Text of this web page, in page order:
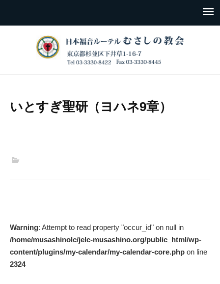
いとすぎ聖研（ヨハネ9章）
navigation
Warning: Attempt to read property "occur_id" on null in
/home/musashinolc/jelc-musashino.org/public_html/wp-
content/plugins/my-calendar/my-calendar-core.php on line
2324